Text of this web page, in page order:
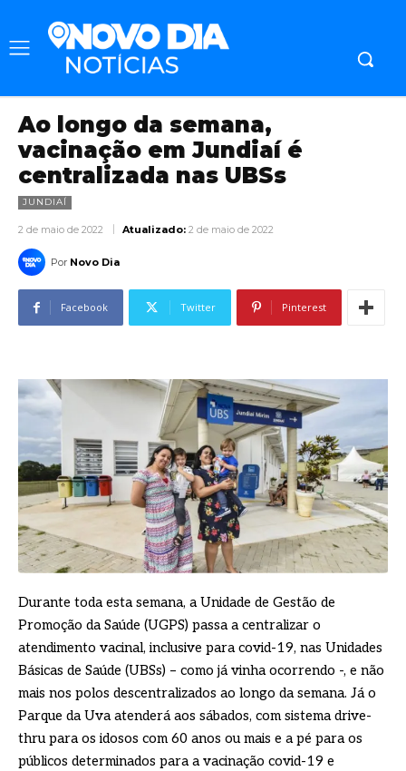
Ao longo da semana,
vacinação em Jundiaí é
centralizada nas UBSs
JUNDIAÍ
2 de maio de 2022 Atualizado: 2 de maio de 2022
Por Novo Dia
Facebook Twitter Pinterest
Durante toda esta semana, a Unidade de Gestão de
Promoção da Saúde (UGPS) passa a centralizar o
atendimento vacinal, inclusive para covid-19, nas Unidades
Básicas de Saúde (UBSs) – como já vinha ocorrendo -, e não
mais nos polos descentralizados ao longo da semana. Já o
Parque da Uva atenderá aos sábados, com sistema drive-
thru para os idosos com 60 anos ou mais e a pé para os
públicos determinados para a vacinação covid-19 e